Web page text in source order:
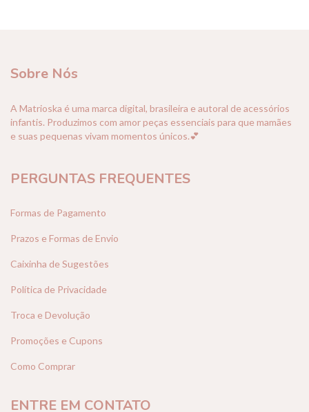
Sobre Nós
A Matrioska é uma marca digital, brasileira e autoral de acessórios
infantis. Produzimos com amor peças essenciais para que mamães
e suas pequenas vivam momentos únicos.💕
PERGUNTAS FREQUENTES
Formas de Pagamento
Prazos e Formas de Envio
Caixinha de Sugestões
Política de Privacidade
Troca e Devolução
Promoções e Cupons
Como Comprar
ENTRE EM CONTATO